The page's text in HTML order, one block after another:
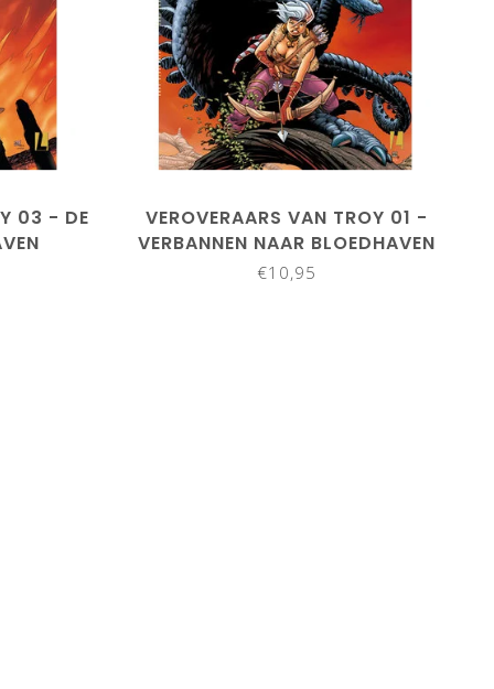
03 - DE
VEROVERAARS VAN TROY 01 -
VERBANNEN NAAR BLOEDHAVEN
€10,95